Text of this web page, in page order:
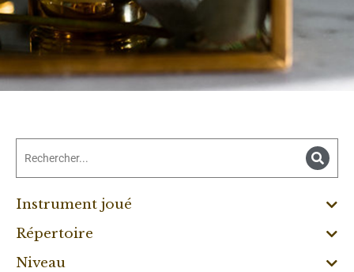
Instrument joué
Répertoire
Niveau